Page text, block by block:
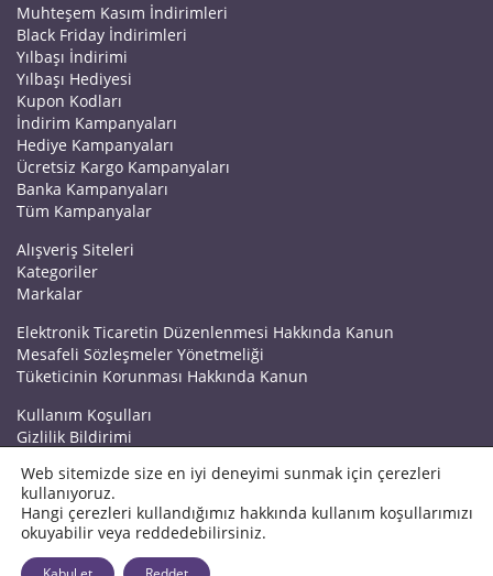
Muhteşem Kasım İndirimleri
Black Friday İndirimleri
Yılbaşı İndirimi
Yılbaşı Hediyesi
Kupon Kodları
İndirim Kampanyaları
Hediye Kampanyaları
Ücretsiz Kargo Kampanyaları
Banka Kampanyaları
Tüm Kampanyalar
Alışveriş Siteleri
Kategoriler
Markalar
Elektronik Ticaretin Düzenlenmesi Hakkında Kanun
Mesafeli Sözleşmeler Yönetmeliği
Tüketicinin Korunması Hakkında Kanun
Kullanım Koşulları
Gizlilik Bildirimi
Kuponrazzi Blog
Mağaza Ekle
İletişim
© 2026 Kuponrazzi
Web sitemizde size en iyi deneyimi sunmak için çerezleri
kullanıyoruz.
Hangi çerezleri kullandığımız hakkında kullanım koşullarımızı
okuyabilir veya reddedebilirsiniz.